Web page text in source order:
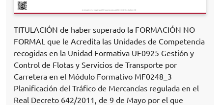
TITULACIÓN de haber superado la FORMACIÓN NO
FORMAL que le Acredita las Unidades de Competencia
recogidas en la Unidad Formativa UF0925 Gestión y
Control de Flotas y Servicios de Transporte por
Carretera en el Módulo Formativo MF0248_3
Planificación del Tráfico de Mercancías regulada en el
Real Decreto 642/2011, de 9 de Mayo por el que